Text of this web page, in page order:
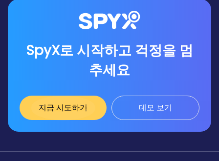
SpyX로 시작하고 걱정을 멈
추세요
지금 시도하기 데모 보기